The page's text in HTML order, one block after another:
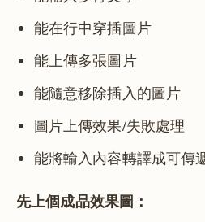
能在行中穿插圖片
能上傳多張圖片
能隨意移除插入的圖片
圖片上傳效果/失敗處理
能將輸入內容轉譯成可傳
先上個成品效果圖：